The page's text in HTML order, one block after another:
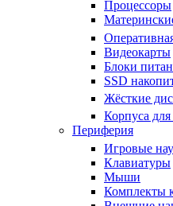
Процессоры
Видеокарты
Блоки
SSD
Жёсткие
Корпуса
Периферия
Игровые
Клавиатуры
Мыши
Комплекты